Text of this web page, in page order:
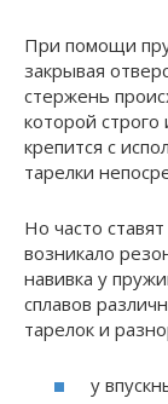
При помощи
закрывая
стержень
которой
крепится с
тарелки
Но часто
возникало
навивка у
сплавов
тарелок и
у